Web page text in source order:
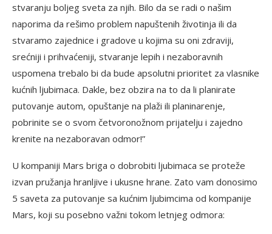
stvaranju boljeg sveta za njih. Bilo da se radi o našim
naporima da rešimo problem napuštenih životinja ili da
stvaramo zajednice i gradove u kojima su oni zdraviji,
srećniji i prihvaćeniji, stvaranje lepih i nezaboravnih
uspomena trebalo bi da bude apsolutni prioritet za vlasnike
kućnih ljubimaca. Dakle, bez obzira na to da li planirate
putovanje autom, opuštanje na plaži ili planinarenje,
pobrinite se o svom četvoronožnom prijatelju i zajedno
krenite na nezaboravan odmor!”
U kompaniji Mars briga o dobrobiti ljubimaca se proteže
izvan pružanja hranljive i ukusne hrane. Zato vam donosimo
5 saveta za putovanje sa kućnim ljubimcima od kompanije
Mars, koji su posebno važni tokom letnjeg odmora: